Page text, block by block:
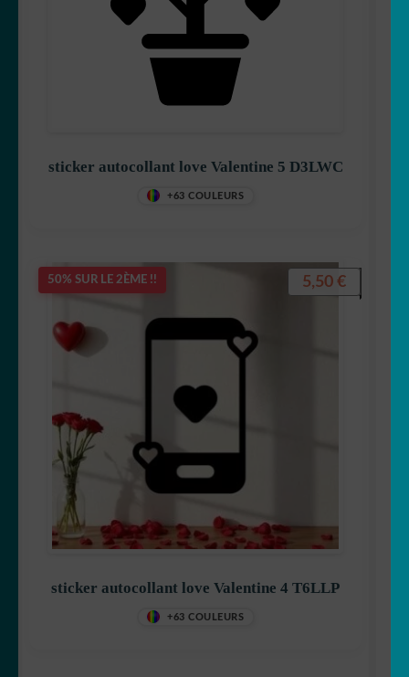
sticker autocollant love Valentine 5 D3LWC
+63 COULEURS
50% SUR LE 2ÈME !!
sticker autocollant love Valentine 4 T6LLP
+63 COULEURS
5,50 €